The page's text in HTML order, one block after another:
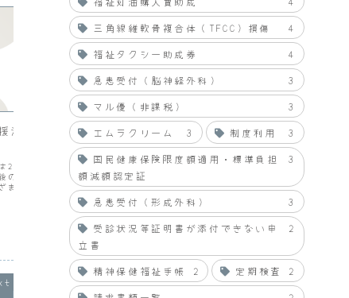
法の見直しの行
2006年４月に施行さ
の見直しが定められ
まな問題が議論され
うなってしまうので
なるのでしょうか。
療について注目して
2009.01.04
双極性障害
小さなころの躁とうつ
これまで就職した後、人事異動直後にう
つとなり、慣れてくると躁になると感じ
のか振り返ってみようと思います。３歳
のときに母親が病死して祖母（母親の養
母）に育てられました。近所の子供たち
が幼稚園や保育所に通うよ...
2008.10.05
三角線維軟骨複合体（TFCC）損傷
4
福祉タクシー助成券
4
急患受付（脳神経外科）
3
マル優（非課税）
3
エムラクリーム
3 制度利用
3
国民健康保険限度額適用・標準負担
額減額認定証
3
急患受付（形成外科）
3
受診状況等証明書が添付できない申
立書
2
精神保健福祉手帳 2 定期検査
2